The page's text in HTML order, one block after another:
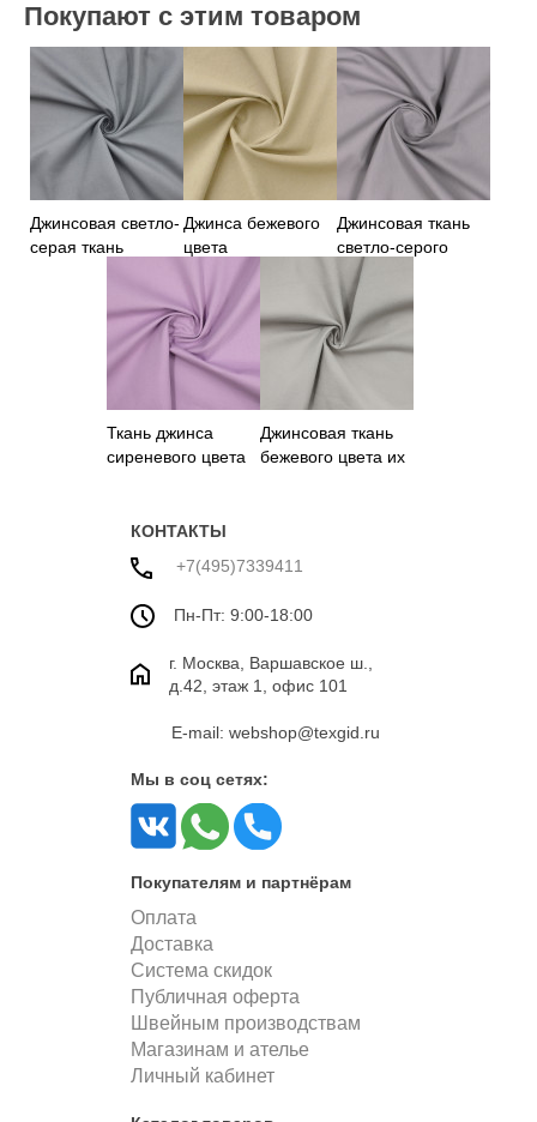
Покупают с этим товаром
Джинсовая светло-
серая ткань
Джинса бежевого
цвета
Джинсовая ткань
светло-серого
цвета
Ткань джинса
сиреневого цвета
Джинсовая ткань
бежевого цвета их
КОНТАКТЫ
+7(495)7339411
Пн-Пт: 9:00-18:00
г. Москва, Варшавское ш.,
д.42, этаж 1, офис 101
E-mail: webshop@texgid.ru
Мы в соц сетях:
Покупателям и партнёрам
Оплата
Доставка
Система скидок
Публичная оферта
Швейным производствам
Магазинам и ателье
Личный кабинет